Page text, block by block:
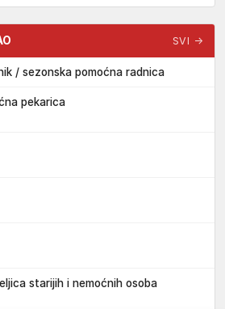
SVI →
/ sezonska pomoćna radnica
pekarica
starijih i nemoćnih osoba